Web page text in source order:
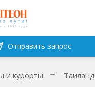
Отправить запрос
и курорты
Таиланд